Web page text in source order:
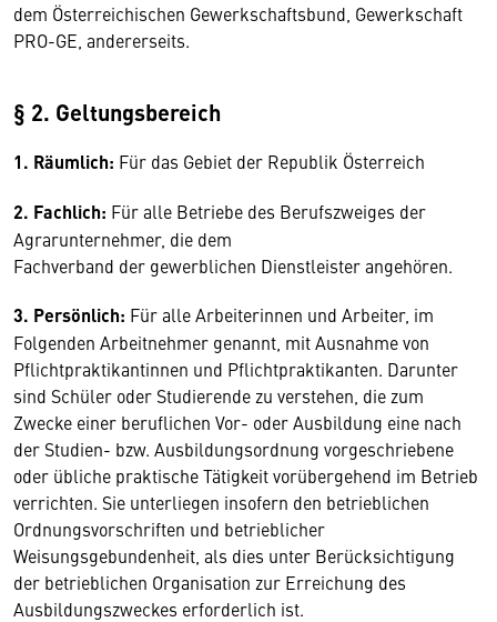
dem Österreichischen Gewerkschaftsbund, Gewerkschaft
PRO-GE, andererseits.
§ 2. Geltungsbereich
1. Räumlich: Für das Gebiet der Republik Österreich
2. Fachlich: Für alle Betriebe des Berufszweiges der
Agrarunternehmer, die dem
Fachverband der gewerblichen Dienstleister angehören.
3. Persönlich: Für alle Arbeiterinnen und Arbeiter, im
Folgenden Arbeitnehmer genannt, mit Ausnahme von
Pflichtpraktikantinnen und Pflichtpraktikanten. Darunter
sind Schüler oder Studierende zu verstehen, die zum
Zwecke einer beruflichen Vor- oder Ausbildung eine nach
der Studien- bzw. Ausbildungsordnung vorgeschriebene
oder übliche praktische Tätigkeit vorübergehend im Betrieb
verrichten. Sie unterliegen insofern den betrieblichen
Ordnungsvorschriften und betrieblicher
Weisungsgebundenheit, als dies unter Berücksichtigung
der betrieblichen Organisation zur Erreichung des
Ausbildungszweckes erforderlich ist.